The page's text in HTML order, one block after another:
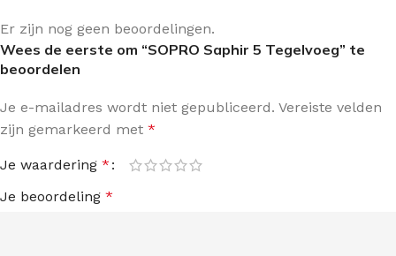
Er zijn nog geen beoordelingen.
Wees de eerste om “SOPRO Saphir 5 Tegelvoeg” te
beoordelen
Je e-mailadres wordt niet gepubliceerd. Vereiste velden
zijn gemarkeerd met *
Je waardering *
Je beoordeling *